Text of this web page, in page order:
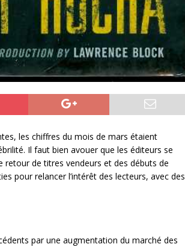
les chiffres du mois de mars étaient
Il faut bien avouer que les éditeurs se
retour de titres vendeurs et des débuts de
pour relancer l’intérêt des lecteurs, avec des
par une augmentation du marché des